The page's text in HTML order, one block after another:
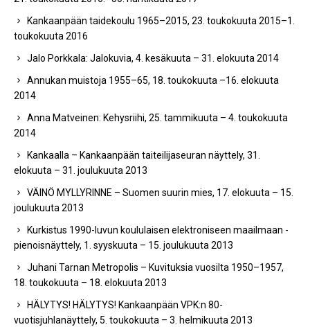
Kankaanpään taidekoulu 1965–2015, 23. toukokuuta 2015–1.
toukokuuta 2016
Jalo Porkkala: Jalokuvia, 4. kesäkuuta – 31. elokuuta 2014
Annukan muistoja 1955–65, 18. toukokuuta –16. elokuuta
2014
Anna Matveinen: Kehysriihi, 25. tammikuuta – 4. toukokuuta
2014
Kankaalla – Kankaanpään taiteilijaseuran näyttely, 31.
elokuuta – 31. joulukuuta 2013
VÄINÖ MYLLYRINNE – Suomen suurin mies, 17. elokuuta – 15.
joulukuuta 2013
Kurkistus 1990-luvun koululaisen elektroniseen maailmaan -
pienoisnäyttely, 1. syyskuuta – 15. joulukuuta 2013
Juhani Tarnan Metropolis – Kuvituksia vuosilta 1950–1957,
18. toukokuuta – 18. elokuuta 2013
HÄLYTYS! HÄLYTYS! Kankaanpään VPK:n 80-
vuotisjuhlanäyttely, 5. toukokuuta – 3. helmikuuta 2013